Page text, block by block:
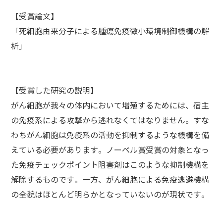
【受賞論文】
「死細胞由来分子による腫瘍免疫微小環境制御機構の解
析」
【受賞した研究の説明】
がん細胞が我々の体内において増殖するためには、宿主
の免疫系による攻撃から逃れなくてはなりません。すな
わちがん細胞は免疫系の活動を抑制するような機構を備
えている必要があります。ノーベル賞受賞の対象となっ
た免疫チェックポイント阻害剤はこのような抑制機構を
解除するものです。一方、がん細胞による免疫逃避機構
の全貌はほとんど明らかとなっていないのが現状です。